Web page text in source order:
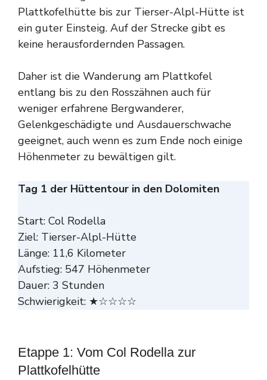
Plattkofelhütte bis zur Tierser-Alpl-Hütte ist
ein guter Einsteig. Auf der Strecke gibt es
keine herausfordernden Passagen.
Daher ist die Wanderung am Plattkofel
entlang bis zu den Rosszähnen auch für
weniger erfahrene Bergwanderer,
Gelenkgeschädigte und Ausdauerschwache
geeignet, auch wenn es zum Ende noch einige
Höhenmeter zu bewältigen gilt.
Tag 1 der Hüttentour in den Dolomiten
Start: Col Rodella
Ziel: Tierser-Alpl-Hütte
Länge: 11,6 Kilometer
Aufstieg: 547 Höhenmeter
Dauer: 3 Stunden
Schwierigkeit: ★☆☆☆☆
Etappe 1: Vom Col Rodella zur
Plattkofelhütte